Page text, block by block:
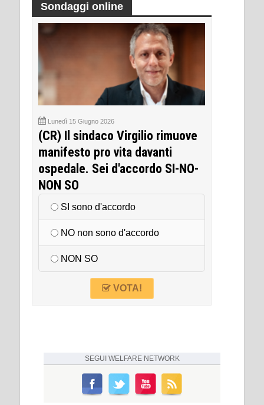
Sondaggi online
Lunedì 15 Giugno 2026
(CR) Il sindaco Virgilio rimuove
manifesto pro vita davanti
ospedale. Sei d'accordo SI-NO-
NON SO
SI sono d'accordo
NO non sono d'accordo
NON SO
VOTA!
SEGUI WELFARE NETWORK